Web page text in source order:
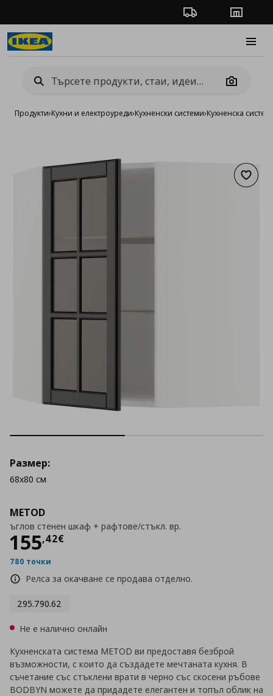
Проследяване на
Camera
Продукти›Кухни и електроуреди›Кухненски системи›Кухненска
METOD
ъглов стенен шкаф + рафтове/стъкл. вр.
155,42€
Цена
780 точки
Релса за окачване се продава отделно.
295.790.62
Размер:
68x80 см
Не е налично онлайн
Кухненската система METOD ви предоставя безброй
възможности, с които да създадете мечтаната кухня. В
съчетание със стъклени врати в черно със скосени ръбове
BODBYN можете да придадете елегантен и топъл облик на